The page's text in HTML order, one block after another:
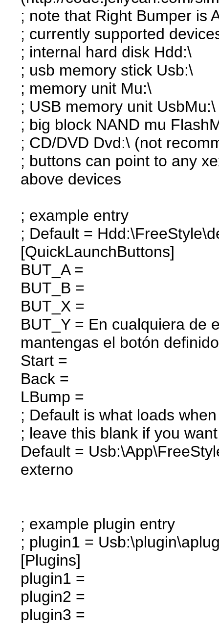
; note that Right Bumper is
; currently supported
; internal hard disk Hdd:\
; usb memory stick Usb:\
; memory unit Mu:\
; USB memory unit UsbMu:\
; big block NAND mu
; CD/DVD Dvd:\ (not
; buttons can point to any
above devices
; example entry
; Default =
[QuickLaunchButtons]
BUT_A =
BUT_B =
BUT_X =
BUT_Y = En cualquiera de
mantengas el botón
Start =
Back =
LBump =
; Default is what loads
; leave this blank if you
Default =
externo
; example plugin entry
; plugin1 =
[Plugins]
plugin1 =
plugin2 =
plugin3 =